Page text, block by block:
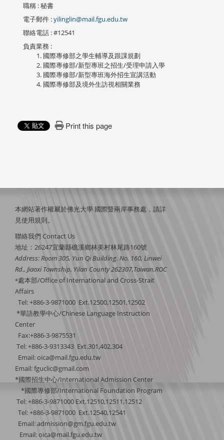
職稱 : 秘書
電子郵件 :yilinglin@mail.fgu.edu.tw
聯絡電話 : #12541
負責業務 :
國際專修部之學生輔導及跟課規劃
國際專修部/新型專班之招生/受理申請入學
國際專修部/新型專班海外招生宣講活動
國際專修部及境外生訪視相關業務
Print this page
本網站著作權屬於佛光大學 國際暨兩岸事務處，請詳
見使用規則。
聯絡我們 Contact Us
地址：26247宜蘭縣礁溪鄉林美村林尾路160號
Address: Room 305, Yun Qi Building. No. 160, Linwei
Rd., Jiaoxi Township, Yilan County 262307,Taiwan,ROC
*處本部/Office of International and Cross-Strait
Affairs
Tel: +886-3-9871000 Ext.12500,12501,12502
*華語教學中心/Chinese Language Instruction
Center
Fax:+886-3-9875531
Tel: +886-3-9313343 Ext.301,402,304
Email:oica@mail.fgu.edu.tw
Email: fguclic@gmail.com
*國際招生中心/International Admission Center
*國際專修部/International Foundation Program
Tel: +886-3-9871000 Ext.12510,12511,12512
Tel: +886-3-9871000 Ext.12540,12541
Email: admission@gm.fgu.edu.tw
Email:oica@mail.fgu.edu.tw